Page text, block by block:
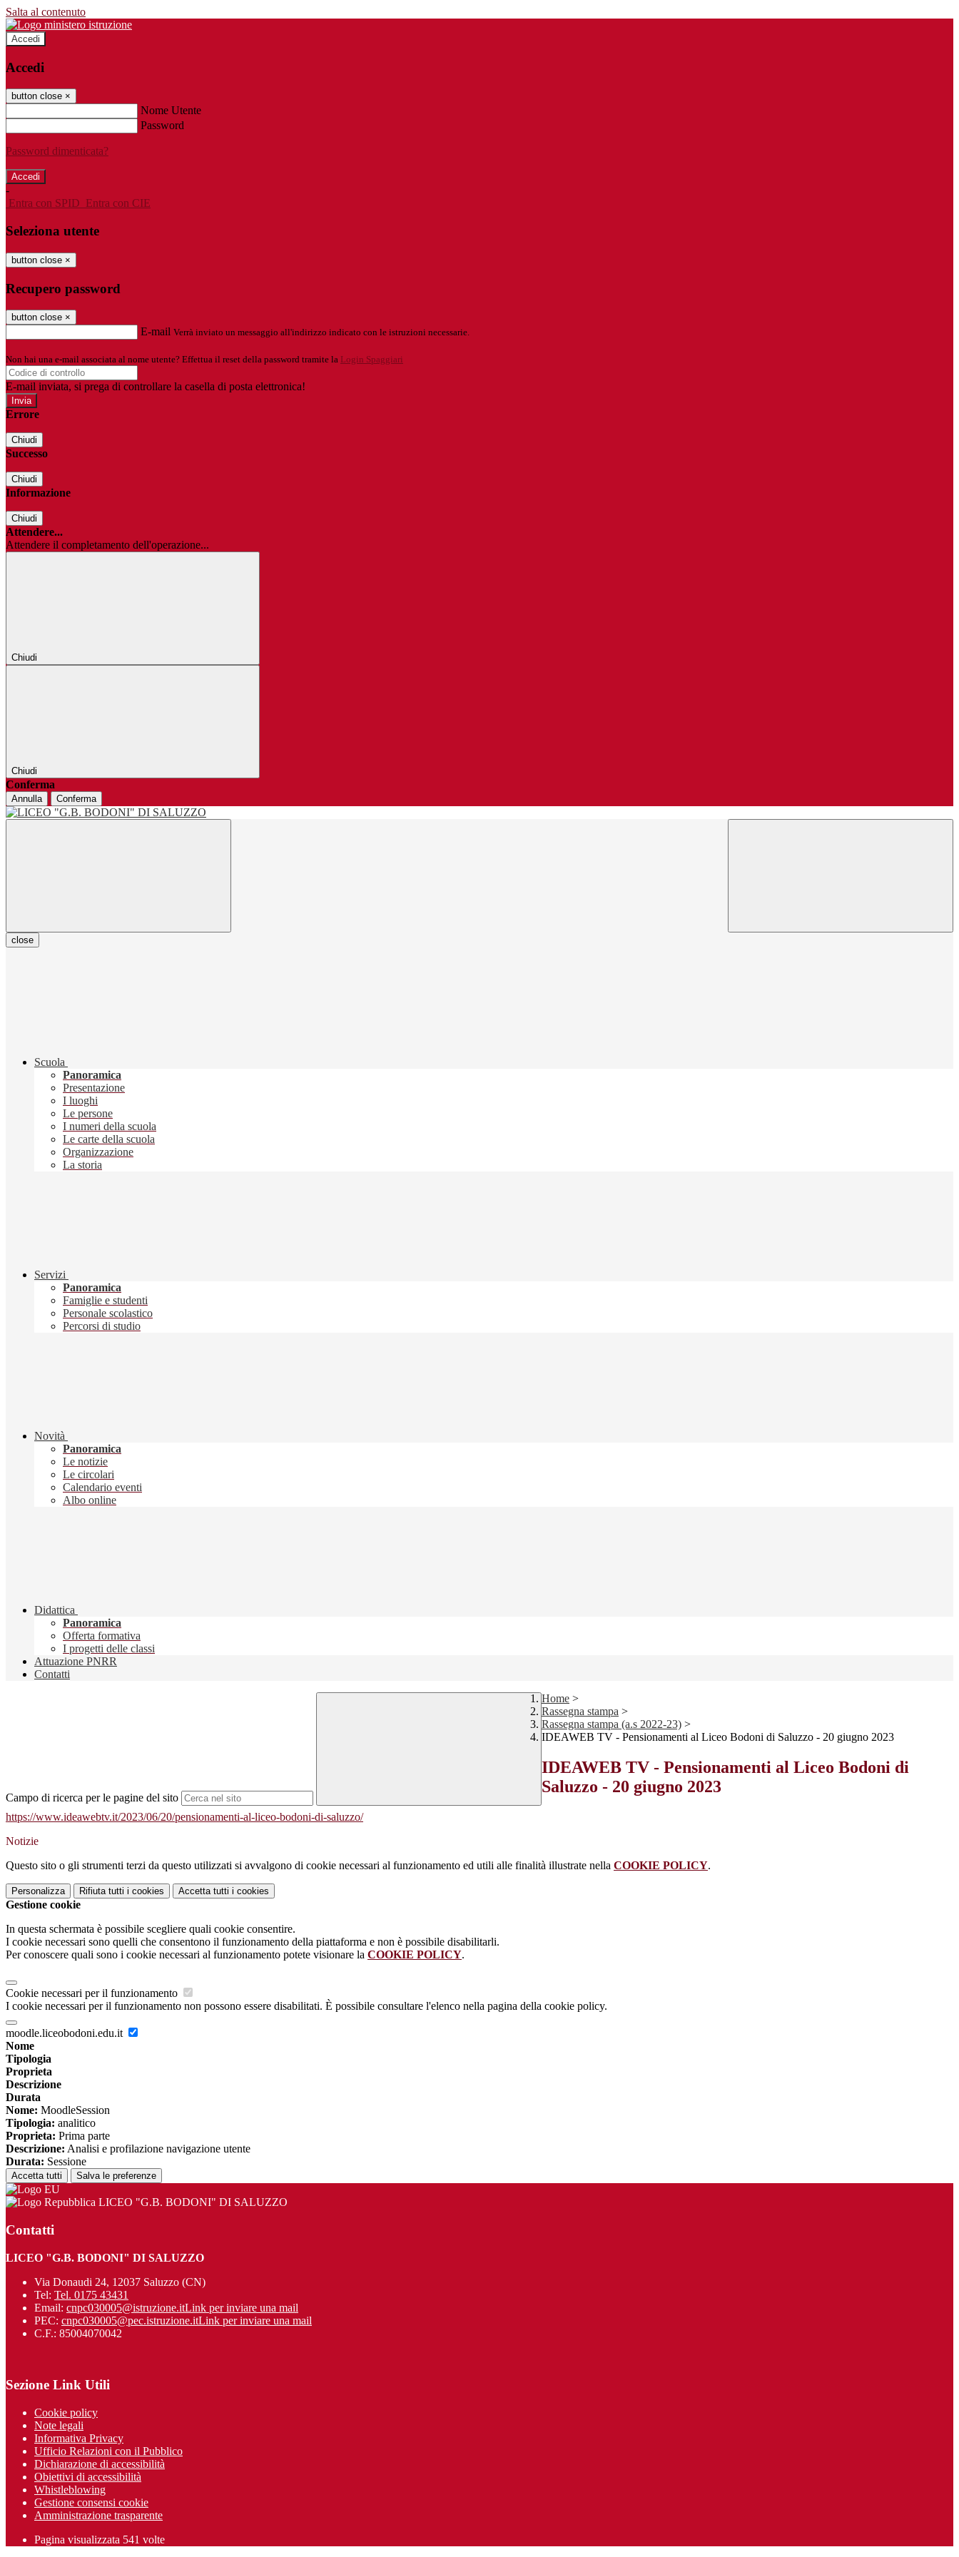
Salta al contenuto
Accedi
Accedi
button close ×
Nome Utente
Password
Password dimenticata?
-
Entra con SPID Entra con CIE
Seleziona utente
button close ×
Recupero password
button close ×
E-mail Verrà inviato un messaggio all'indirizzo indicato con le istruzioni necessarie.
Non hai una e-mail associata al nome utente? Effettua il reset della password tramite la Login Spaggiari
E-mail inviata, si prega di controllare la casella di posta elettronica!
Errore
Chiudi
Successo
Chiudi
Informazione
Chiudi
Attendere...
Attendere il completamento dell'operazione...
Chiudi
Chiudi
Conferma
Annulla Conferma
close
Scuola
Panoramica
Presentazione
I luoghi
Le persone
I numeri della scuola
Le carte della scuola
Organizzazione
La storia
Servizi
Panoramica
Famiglie e studenti
Personale scolastico
Percorsi di studio
Novità
Panoramica
Le notizie
Le circolari
Calendario eventi
Albo online
Didattica
Panoramica
Offerta formativa
I progetti delle classi
Attuazione PNRR
Contatti
Campo di ricerca per le pagine del sito
Home >
Rassegna stampa >
Rassegna stampa (a.s 2022-23) >
IDEAWEB TV - Pensionamenti al Liceo Bodoni di Saluzzo - 20 giugno 2023
IDEAWEB TV - Pensionamenti al Liceo Bodoni di
Saluzzo - 20 giugno 2023
https://www.ideawebtv.it/2023/06/20/pensionamenti-al-liceo-bodoni-di-saluzzo/
Notizie
Questo sito o gli strumenti terzi da questo utilizzati si avvalgono di cookie necessari al funzionamento ed utili alle finalità illustrate nella COOKIE POLICY.
Personalizza Rifiuta tutti i cookies Accetta tutti i cookies
Gestione cookie
In questa schermata è possibile scegliere quali cookie consentire.
I cookie necessari sono quelli che consentono il funzionamento della piattaforma e non è possibile disabilitarli.
Per conoscere quali sono i cookie necessari al funzionamento potete visionare la COOKIE POLICY.
Cookie necessari per il funzionamento
I cookie necessari per il funzionamento non possono essere disabilitati. È possibile consultare l'elenco nella pagina della cookie policy.
moodle.liceobodoni.edu.it
Nome
Tipologia
Proprieta
Descrizione
Durata
Nome: MoodleSession
Tipologia: analitico
Proprieta: Prima parte
Descrizione: Analisi e profilazione navigazione utente
Durata: Sessione
Accetta tutti Salva le preferenze
LICEO "G.B. BODONI" DI SALUZZO
Contatti
LICEO "G.B. BODONI" DI SALUZZO
Via Donaudi 24, 12037 Saluzzo (CN)
Tel: Tel. 0175 43431
Email: cnpc030005@istruzione.itLink per inviare una mail
PEC: cnpc030005@pec.istruzione.itLink per inviare una mail
C.F.: 85004070042
Sezione Link Utili
Cookie policy
Note legali
Informativa Privacy
Ufficio Relazioni con il Pubblico
Dichiarazione di accessibilità
Obiettivi di accessibilità
Whistleblowing
Gestione consensi cookie
Amministrazione trasparente
Pagina visualizzata 541 volte